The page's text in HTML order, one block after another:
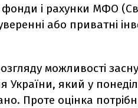
і рахунки МФО
або приватні
можливості
України, який у
Проте оцінка